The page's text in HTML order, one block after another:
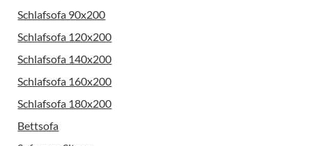
Schlafsofa 90x200
Schlafsofa 120x200
Schlafsofa 140x200
Schlafsofa 160x200
Schlafsofa 180x200
Bettsofa